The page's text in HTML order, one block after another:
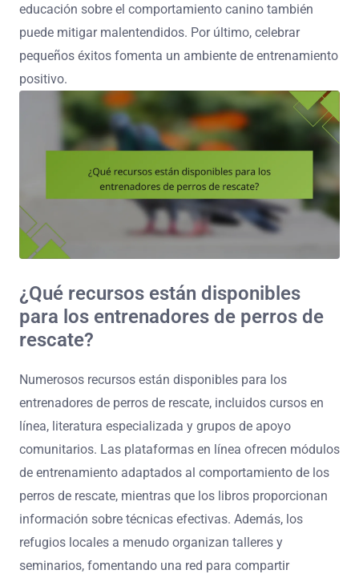
educación sobre el comportamiento canino también
puede mitigar malentendidos. Por último, celebrar
pequeños éxitos fomenta un ambiente de entrenamiento
positivo.
¿Qué recursos están disponibles
para los entrenadores de perros de
rescate?
Numerosos recursos están disponibles para los
entrenadores de perros de rescate, incluidos cursos en
línea, literatura especializada y grupos de apoyo
comunitarios. Las plataformas en línea ofrecen módulos
de entrenamiento adaptados al comportamiento de los
perros de rescate, mientras que los libros proporcionan
información sobre técnicas efectivas. Además, los
refugios locales a menudo organizan talleres y
seminarios, fomentando una red para compartir